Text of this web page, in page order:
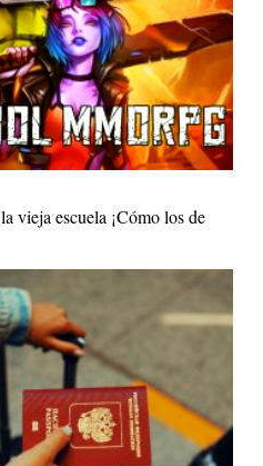
vieja escuela ¡Cómo los de